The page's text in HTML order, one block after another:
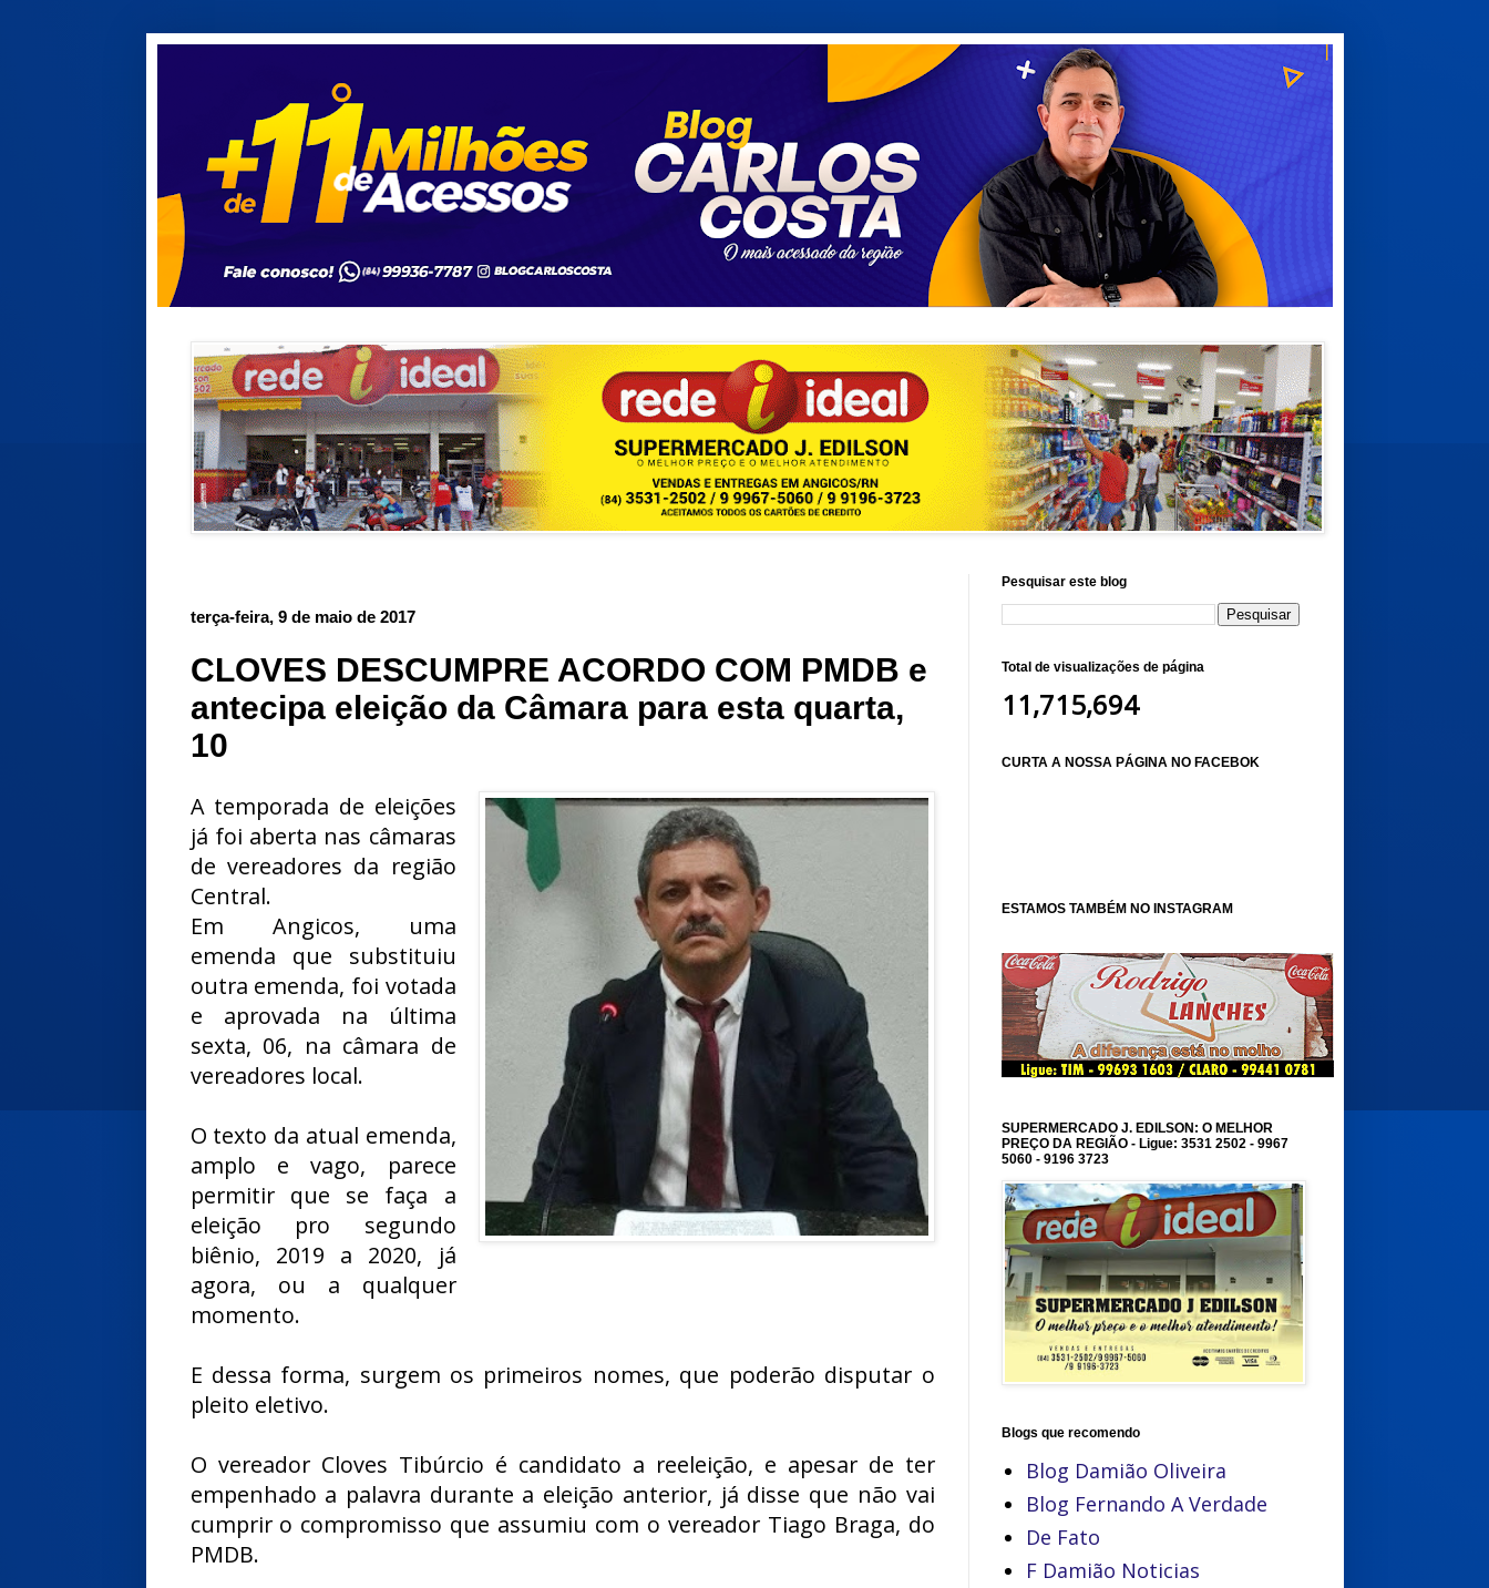
terça-feira, 9 de maio de 2017
CLOVES DESCUMPRE ACORDO COM PMDB e
antecipa eleição da Câmara para esta quarta,
10
A temporada de eleições
já foi aberta nas câmaras
de vereadores da região
Central.
Em Angicos, uma
emenda que substituiu
outra emenda, foi votada
e aprovada na última
sexta, 06, na câmara de
vereadores local.
O texto da atual emenda,
amplo e vago, parece
permitir que se faça a
eleição pro segundo
biênio, 2019 a 2020, já
agora, ou a qualquer
momento.
E dessa forma, surgem os primeiros nomes, que poderão disputar o
pleito eletivo.
O vereador Cloves Tibúrcio é candidato a reeleição, e apesar de ter
empenhado a palavra durante a eleição anterior, já disse que não vai
cumprir o compromisso que assumiu com o vereador Tiago Braga, do
PMDB.
Pesquisar este blog
Total de visualizações de página
11,715,694
CURTA A NOSSA PÁGINA NO FACEBOK
ESTAMOS TAMBÉM NO INSTAGRAM
SUPERMERCADO J. EDILSON: O MELHOR
PREÇO DA REGIÃO - Ligue: 3531 2502 - 9967
5060 - 9196 3723
Blogs que recomendo
Blog Damião Oliveira
Blog Fernando A Verdade
De Fato
F Damião Noticias